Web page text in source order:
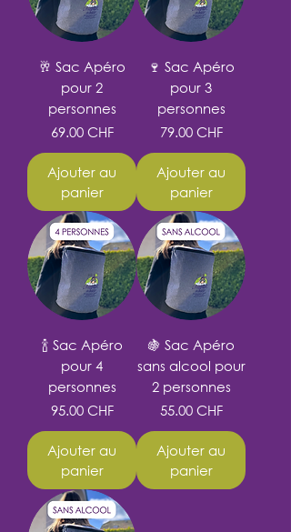
🥂 Sac Apéro
pour 2
personnes
Prix
69.00 CHF
Ajouter au
panier
🍷 Sac Apéro
pour 3
personnes
Prix
79.00 CHF
Ajouter au
panier
🍾 Sac Apéro
pour 4
personnes
Prix
95.00 CHF
Ajouter au
panier
🍇 Sac Apéro
sans alcool pour
2 personnes
Prix
55.00 CHF
Ajouter au
panier